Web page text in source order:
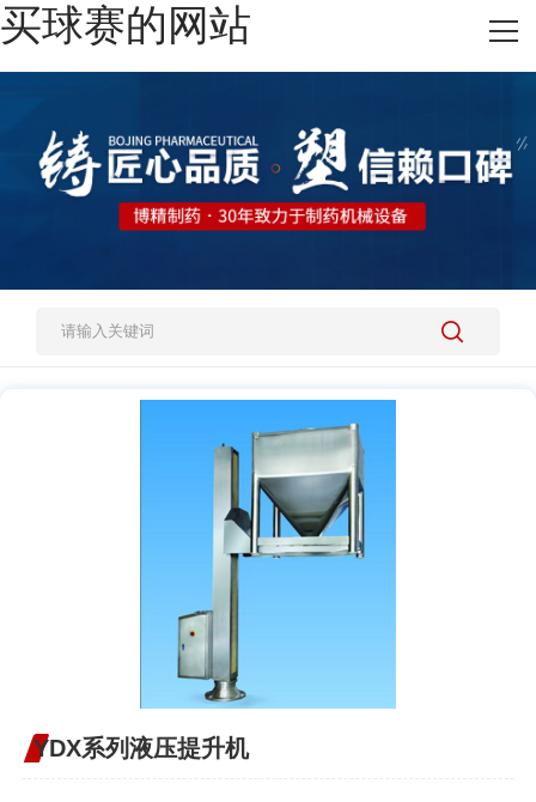
买球赛的网站
网站买球赛的网站
施工案例
人才招聘
买球赛的网站-中国买球指南
YDX系列液压提升机